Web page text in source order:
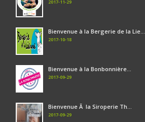
2017-11-29
Bienvenue à la Bergerie de la Lie...
2017-10-18
Bienvenue à la Bonbonnière...
2017-09-29
Bienvenue Ã la Siroperie Th...
2017-09-29